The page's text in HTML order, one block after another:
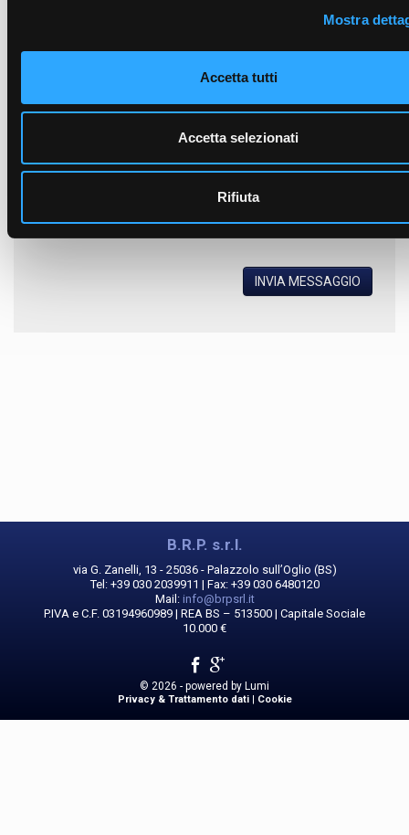
Mostra
Accetta tutti
Accetta selezionati
Rifiuta
l'informativa sulla privacye accetto il trattamento dei
INVIA MESSAGGIO
B.R.P. s.r.l.
via G. Zanelli, 13 - 25036 - Palazzolo sull’Oglio (BS)
Tel: +39 030 2039911 | Fax: +39 030 6480120
Mail: info@brpsrl.it
P.IVA e C.F. 03194960989 | REA BS – 513500 | Capitale Sociale
10.000 €
© 2026 - powered by Lumi
Privacy & Trattamento dati| Cookie